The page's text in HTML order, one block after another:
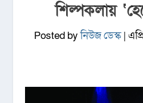
শিল্পকলায়
Posted byনিউজ ডেস্ক|